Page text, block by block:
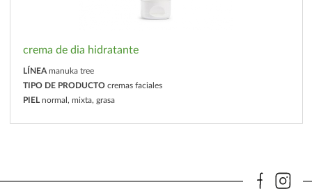
crema de dia hidratante
LÍNEA manuka tree
TIPO DE PRODUCTO cremas faciales
PIEL normal, mixta, grasa